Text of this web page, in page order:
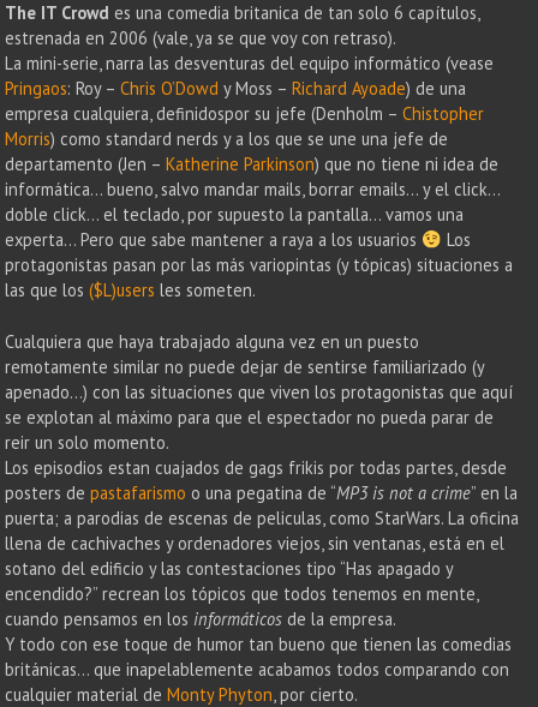
The IT Crowd es una comedia britanica de tan solo 6 capítulos,
estrenada en 2006 (vale, ya se que voy con retraso).
La mini-serie, narra las desventuras del equipo informático (vease
Pringaos: Roy –Chris O’Dowd y Moss –Richard Ayoade) de una
empresa cualquiera, definidospor su jefe (Denholm –Chistopher
Morris) como standard nerds y a los que se une una jefe de
departamento (Jen –Katherine Parkinson) que no tiene ni idea de
informática… bueno, salvo mandar mails, borrar emails… y el click…
doble click… el teclado, por supuesto la pantalla… vamos una
experta… Pero que sabe mantener a raya a los usuarios
Los
protagonistas pasan por las más variopintas (y tópicas) situaciones a
las que los($L)users les someten.
Cualquiera que haya trabajado alguna vez en un puesto
remotamente similar no puede dejar de sentirse familiarizado (y
apenado…) con las situaciones que viven los protagonistas que aquí
se explotan al máximo para que el espectador no pueda parar de
reir un solo momento.
Los episodios estan cuajados de gags frikis por todas partes, desde
posters depastafarismo o una pegatina de “MP3 is not a crime” en la
puerta; a parodias de escenas de peliculas, como StarWars. La oficina
llena de cachivaches y ordenadores viejos, sin ventanas, está en el
sotano del edificio y las contestaciones tipo “Has apagado y
encendido?” recrean los tópicos que todos tenemos en mente,
cuando pensamos en los informáticos de la empresa.
Y todo con ese toque de humor tan bueno que tienen las comedias
británicas… que inapelablemente acabamos todos comparando con
cualquier material deMonty Phyton, por cierto.